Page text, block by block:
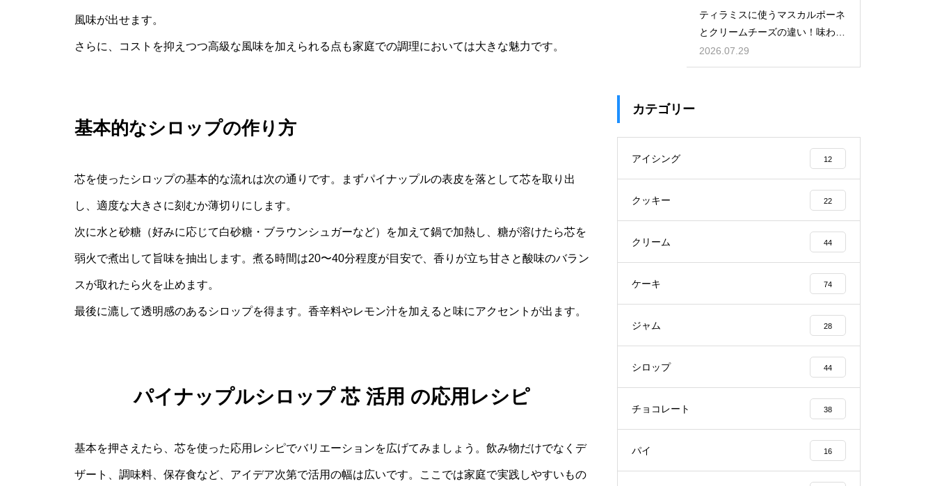
風味が出せます。
さらに、コストを抑えつつ高級な風味を加えられる点も家庭での調理においては大きな魅力です。
基本的なシロップの作り方
芯を使ったシロップの基本的な流れは次の通りです。まずパイナップルの表皮を落として芯を取り出
し、適度な大きさに刻むか薄切りにします。
次に水と砂糖（好みに応じて白砂糖・ブラウンシュガーなど）を加えて鍋で加熱し、糖が溶けたら芯を
弱火で煮出して旨味を抽出します。煮る時間は20〜40分程度が目安で、香りが立ち甘さと酸味のバラン
スが取れたら火を止めます。
最後に漉して透明感のあるシロップを得ます。香辛料やレモン汁を加えると味にアクセントが出ます。
パイナップルシロップ 芯 活用 の応用レシピ
基本を押さえたら、芯を使った応用レシピでバリエーションを広げてみましょう。飲み物だけでなくデ
ザート、調味料、保存食など、アイデア次第で活用の幅は広いです。ここでは家庭で実践しやすいもの
ティラミスに使うマスカルポーネ
とクリームチーズの違い！味わい
を比較
2026.07.29
カテゴリー
アイシング 12
クッキー 22
クリーム 44
ケーキ 74
ジャム 28
シロップ 44
チョコレート 38
パイ 16